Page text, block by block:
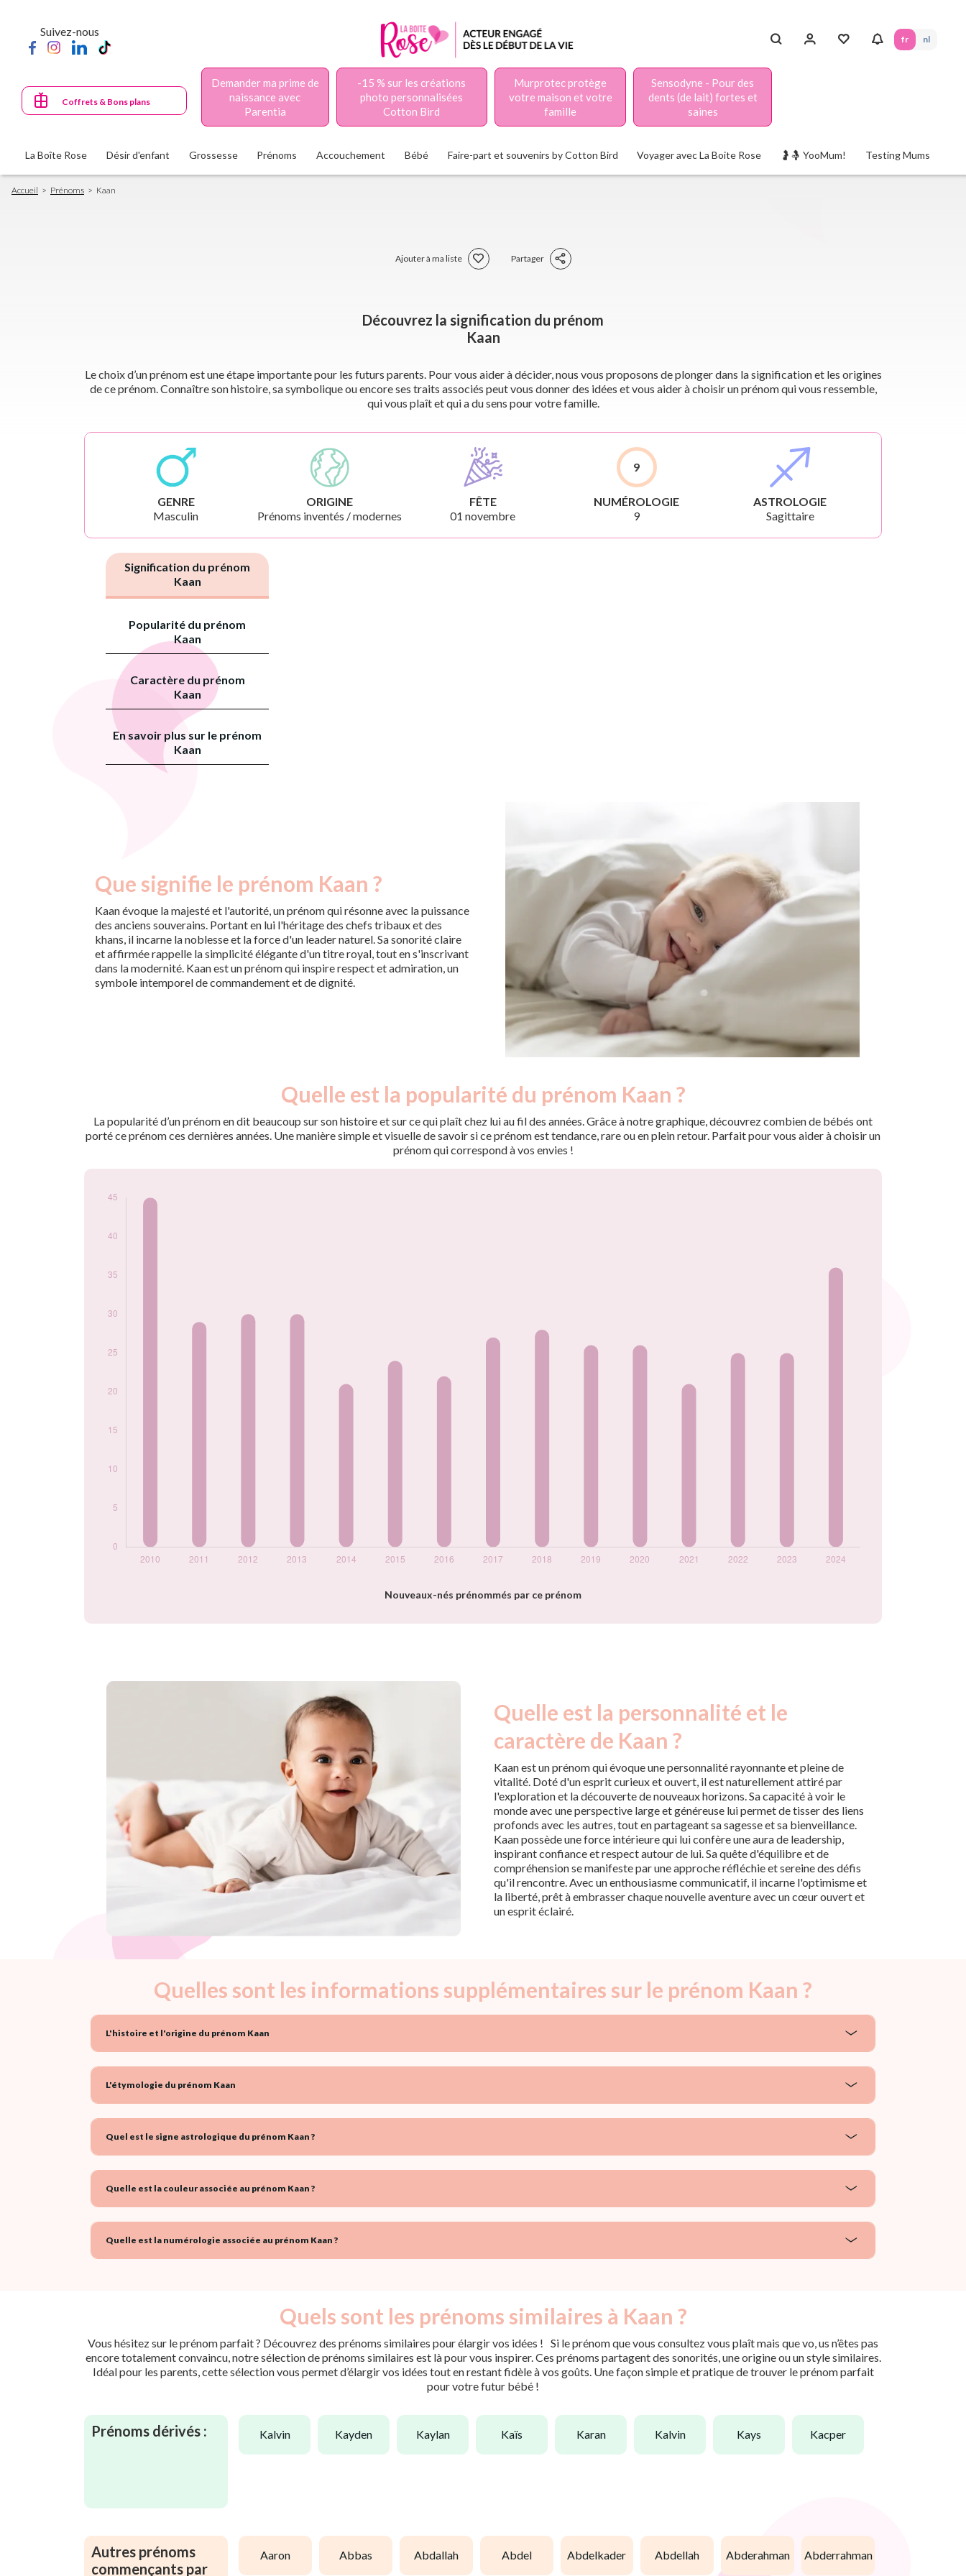
principal
Suivez-nous
fr nl
Coffrets & Bons plans
Demander ma prime de
naissance avec
Parentia
-15 % sur les créations
photo personnalisées
Cotton Bird
Murprotec protège
votre maison et votre
famille
Sensodyne - Pour des
dents (de lait) fortes et
saines
La Boîte Rose Désir d'enfant Grossesse Prénoms Accouchement Bébé Faire-part et souvenirs by Cotton Bird Voyager avec La Boite Rose 🤰🤱 YooMum! Testing Mums
Fil
d'Ariane
Accueil Prénoms Kaan
Ajouter à ma liste Partager
Découvrez la signification du prénom
Kaan
Le choix d’un prénom est une étape importante pour les futurs parents. Pour vous aider à décider, nous vous proposons de plonger dans la signification et les origines
de ce prénom. Connaître son histoire, sa symbolique ou encore ses traits associés peut vous donner des idées et vous aider à choisir un prénom qui vous ressemble,
qui vous plaît et qui a du sens pour votre famille.
GENRE
Masculin
ORIGINE
Prénoms inventés / modernes
FÊTE
01 novembre
9
NUMÉROLOGIE
9
ASTROLOGIE
Sagittaire
Signification du prénom
Kaan
Popularité du prénom
Kaan
Caractère du prénom
Kaan
En savoir plus sur le prénom
Kaan
Que signifie le prénom Kaan ?
Kaan évoque la majesté et l'autorité, un prénom qui résonne avec la puissance
des anciens souverains. Portant en lui l'héritage des chefs tribaux et des
khans, il incarne la noblesse et la force d'un leader naturel. Sa sonorité claire
et affirmée rappelle la simplicité élégante d'un titre royal, tout en s'inscrivant
dans la modernité. Kaan est un prénom qui inspire respect et admiration, un
symbole intemporel de commandement et de dignité.
Quelle est la popularité du prénom Kaan ?
La popularité d’un prénom en dit beaucoup sur son histoire et sur ce qui plaît chez lui au fil des années. Grâce à notre graphique, découvrez combien de bébés ont
porté ce prénom ces dernières années. Une manière simple et visuelle de savoir si ce prénom est tendance, rare ou en plein retour. Parfait pour vous aider à choisir un
prénom qui correspond à vos envies !
Nouveaux-nés prénommés par ce prénom
prénom Kaan par
2009
51
2010
45
2014
21
2019
2021
2024
Quelle est la personnalité et le
caractère de Kaan ?
Kaan est un prénom qui évoque une personnalité rayonnante et pleine de
vitalité. Doté d'un esprit curieux et ouvert, il est naturellement attiré par
l'exploration et la découverte de nouveaux horizons. Sa capacité à voir le
monde avec une perspective large et généreuse lui permet de tisser des liens
profonds avec les autres, tout en partageant sa sagesse et sa bienveillance.
Kaan possède une force intérieure qui lui confère une aura de leadership,
inspirant confiance et respect autour de lui. Sa quête d'équilibre et de
compréhension se manifeste par une approche réfléchie et sereine des défis
qu'il rencontre. Avec un enthousiasme communicatif, il incarne l'optimisme et
la liberté, prêt à embrasser chaque nouvelle aventure avec un cœur ouvert et
un esprit éclairé.
Quelles sont les informations supplémentaires sur le prénom Kaan ?
L'histoire et l'origine du prénom Kaan
L'étymologie du prénom Kaan
Quel est le signe astrologique du prénom Kaan ?
Quelle est la couleur associée au prénom Kaan ?
Quelle est la numérologie associée au prénom Kaan ?
Quels sont les prénoms similaires à Kaan ?
Vous hésitez sur le prénom parfait ? Découvrez des prénoms similaires pour élargir vos idées ! Si le prénom que vous consultez vous plaît mais que vo, us n’êtes pas
encore totalement convaincu, notre sélection de prénoms similaires est là pour vous inspirer. Ces prénoms partagent des sonorités, une origine ou un style similaires.
Idéal pour les parents, cette sélection vous permet d’élargir vos idées tout en restant fidèle à vos goûts. Une façon simple et pratique de trouver le prénom parfait
pour votre futur bébé !
Prénoms dérivés : kalvin kayden kaylan kaïs karan kalvin kays kacper
Autres prénoms
commençants par
aaron abbas abdallah abdel abdelkader abdellah abderahman abderrahman